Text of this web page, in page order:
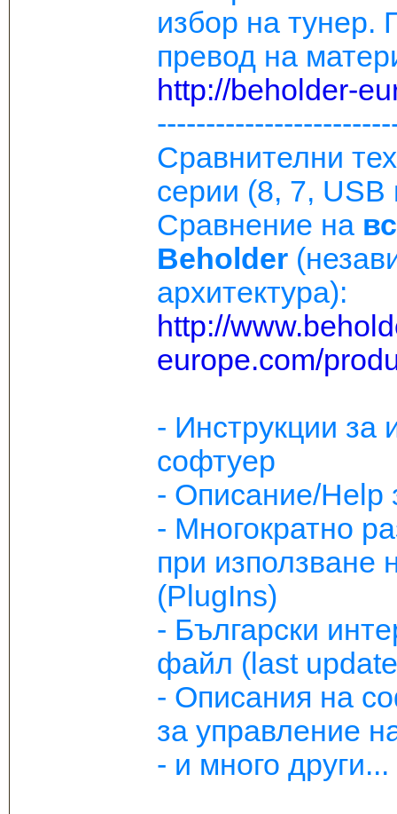
избор на тунер.
превод на
http://beholder-
Сравнителни
серии (8, 7, USB
Сравнение на
Beholder
архитектура):
http://
europe.com/
- Инструкции за
софтуер
- Описание/Help
- Многократно
при използване
(PlugIns)
- Български
файл (last
- Описания на
за управление
- и много други...